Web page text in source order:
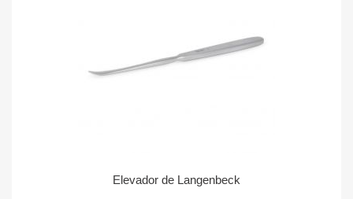
Elevador de Langenbeck